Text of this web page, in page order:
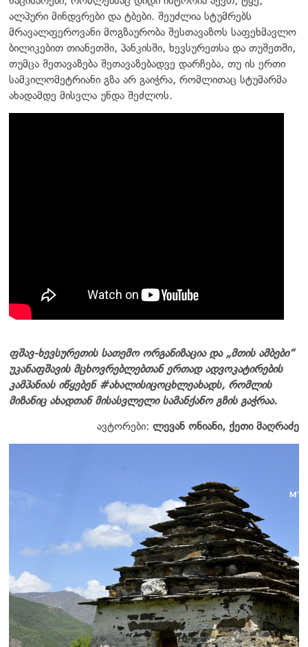
ალპური მინდვრები და ტბები. შეუძლია სტუმრებს
მრავალფეროვანი მოგზაურობა შესთავაზოს საფეხმავლო
ბილიკებით თიანეთში, პანკისში, ხევსურეთსა და თუშეთში,
თუმცა შეთავაზება შეთავაზებადვე დარჩება, თუ ის ერთი
სამკილომეტრიანი გზა არ გაიჭრა, რომლითაც სტუმარმა
ახადამდე მისვლა უნდა შეძლოს.
ფშავ-ხევსურეთის სათემო ორგანიზაცია და „მთის ამბები“
უკანაფშავის მცხოვრებლებთან ერთად ადვოკატირების
კამპანიას იწყებენ #ახალისიცოცხლეახადს, რომლის
მიზანიც ახადთან მისასვლელი სამანქანო გზის გაჭრაა.
ავტორები: ლევან ონიანი, ქეთი მაღრაძე